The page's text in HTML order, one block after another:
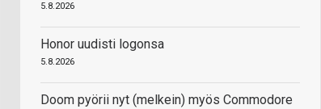
5.8.2026
Honor uudisti logonsa
5.8.2026
Doom pyörii nyt (melkein) myös Commodore